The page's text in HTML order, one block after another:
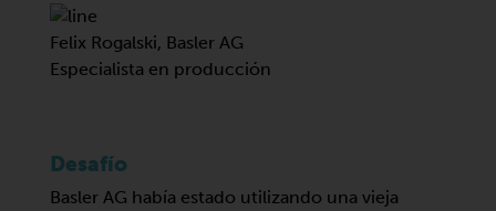
Felix Rogalski, Basler AG
Especialista en producción
Desafío
Basler AG había estado utilizando una vieja